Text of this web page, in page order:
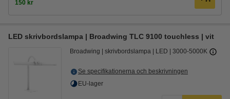
150 kr
LED skrivbordslampa | Broadwing TLC 9100 touchless | vit
Broadwing skrivbordslampa LED 3000-5000K
Se specifikationerna och beskrivningen
EU-lager